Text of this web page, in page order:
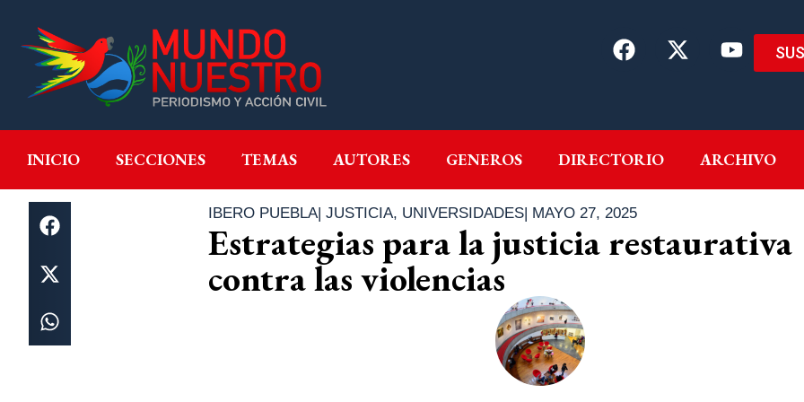
INICIO SECCIONES TEMAS AUTORES GENEROS DIRECTORIO ARCHIVO
INICIO SECCIONES GENEROS DIRECTORIO
IBERO PUEBLA| JUSTICIA, UNIVERSIDADES| MAYO 27, 2025
Estrategias para la justicia restaurativa
contra las violencias